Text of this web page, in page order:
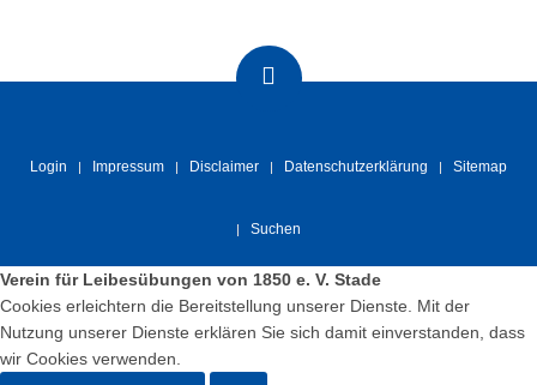
Login Impressum Disclaimer Datenschutzerklärung Sitemap
Suchen
Verein für Leibesübungen von 1850 e. V. Stade
Cookies erleichtern die Bereitstellung unserer Dienste. Mit der
Nutzung unserer Dienste erklären Sie sich damit einverstanden, dass
wir Cookies verwenden.